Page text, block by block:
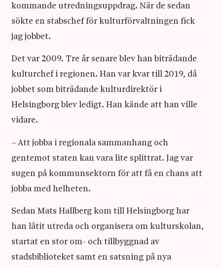
kommande utredningsuppdrag. När de sedan
sökte en stabschef för kulturförvaltningen fick
jag jobbet.
Det var 2009. Tre år senare blev han biträdande
kulturchef i regionen. Han var kvar till 2019, då
jobbet som biträdande kulturdirektör i
Helsingborg blev ledigt. Han kände att han ville
vidare.
– Att jobba i regionala sammanhang och
gentemot staten kan vara lite splittrat. Jag var
sugen på kommunsektorn för att få en chans att
jobba med helheten.
Sedan Mats Hallberg kom till Helsingborg har
han låtit utreda och organisera om kulturskolan,
startat en stor om- och tillbyggnad av
stadsbiblioteket samt en satsning på nya